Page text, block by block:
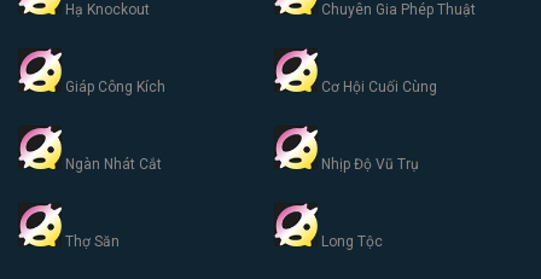
Hạ Knockout Chuyên Gia Phép Thuật
Giáp Công Kích Cơ Hội Cuối Cùng
Ngàn Nhát Cắt Nhịp Độ Vũ Trụ
Thợ Săn Long Tộc